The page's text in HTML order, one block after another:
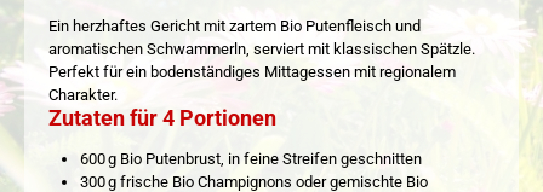
Ein herzhaftes Gericht mit zartem Bio Putenfleisch und
aromatischen Schwammerln, serviert mit klassischen Spätzle.
Perfekt für ein bodenständiges Mittagessen mit regionalem
Charakter.
Zutaten für 4 Portionen
600 g Bio Putenbrust, in feine Streifen geschnitten
300 g frische Bio Champignons oder gemischte Bio